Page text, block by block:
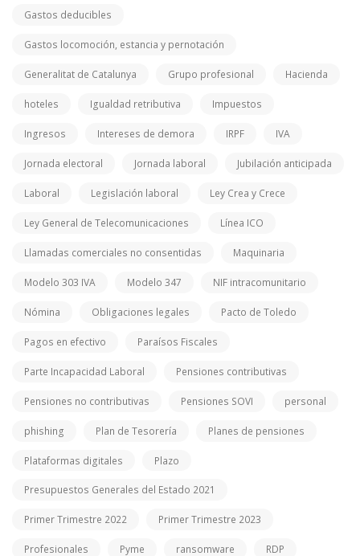
Gastos deducibles
Gastos locomoción, estancia y pernotación
Generalitat de Catalunya Grupo profesional Hacienda
hoteles Igualdad retributiva Impuestos
Ingresos Intereses de demora IRPF IVA
Jornada electoral Jornada laboral Jubilación anticipada
Laboral Legislación laboral Ley Crea y Crece
Ley General de Telecomunicaciones Línea ICO
Llamadas comerciales no consentidas Maquinaria
Modelo 303 IVA Modelo 347 NIF intracomunitario
Nómina Obligaciones legales Pacto de Toledo
Pagos en efectivo Paraísos Fiscales
Parte Incapacidad Laboral Pensiones contributivas
Pensiones no contributivas Pensiones SOVI personal
phishing Plan de Tesorería Planes de pensiones
Plataformas digitales Plazo
Presupuestos Generales del Estado 2021
Primer Trimestre 2022 Primer Trimestre 2023
Profesionales Pyme ransomware RDP